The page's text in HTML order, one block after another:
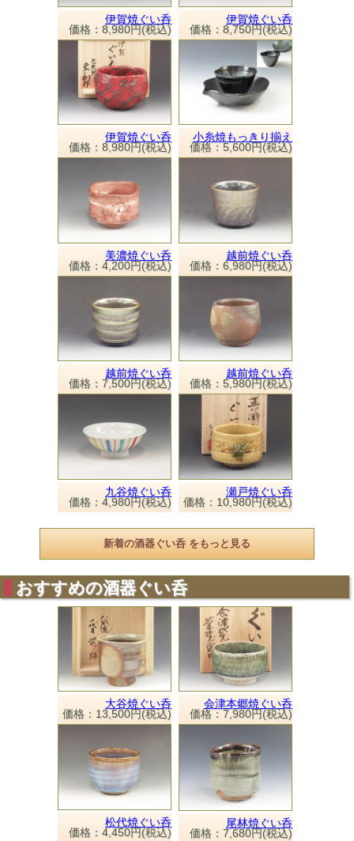
伊賀焼ぐい呑
価格：8,980円(税込)
伊賀焼ぐい呑
価格：8,750円(税込)
伊賀焼ぐい呑
価格：8,980円(税込)
小糸焼もっきり揃え
価格：5,600円(税込)
美濃焼ぐい呑
価格：4,200円(税込)
越前焼ぐい呑
価格：6,980円(税込)
越前焼ぐい呑
価格：7,500円(税込)
越前焼ぐい呑
価格：5,980円(税込)
九谷焼ぐい呑
価格：4,980円(税込)
瀬戸焼ぐい呑
価格：10,980円(税込)
新着の酒器ぐい呑 をもっと見る
おすすめの酒器ぐい呑
大谷焼ぐい呑
価格：13,500円(税込)
会津本郷焼ぐい呑
価格：7,980円(税込)
松代焼ぐい呑
価格：4,450円(税込)
尾林焼ぐい呑
価格：7,680円(税込)